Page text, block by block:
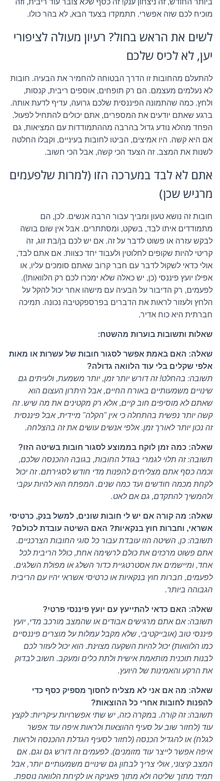
ביותר החודש, זה ניצחון ענק! זה כסף שלא צובר עוד ריבית, וזה
מוכיח לכם שזה אפשרי. תתמקדו בצעד הבא, לא בהר כולו.
לשים את הראש בחול? רעיון מעולה לציפורי
יען, לא לכיס שלכם
להתעלם מהחובות זו הדרך הבטוחה להחמיר את הבעיה. חובות
לא נעלמים מעצמם. הם רק תופחים, אוספים ריבית, קנסות,
ולחץ. כמה שהתמונה הפיננסית שלכם גרועה, עדיף לדעת אותה.
ברגע שאתם יודעים את המספרים, אתם יכולים להתחיל לפעול.
הפחד מהלא נודע גדול בהרבה מההתמודדות עם המציאות, גם
אם היא קשה. היו אמיצים, הביטו לחובות בעיניים, וקבלו החלטה
לשנות את המצב. זה הצעד הכי קשה, אבל הכי חשוב.
אתם לא לבד במערכה הזו (למרות שלפעמים
מרגיש שכן)
חובות זה נושא טעון ומביך עבור הרבה אנשים. לכן, הם
מתמודדים איתו לבד, בשקט, ומסתתרים. אבל אין שום בושה
לבקש עזרה או פשוט לדבר על זה. אם יש לכם בן/בת זוג, זה
קריטי להיות שקופים לחלוטין ולעבוד יחד כצוות. אם אתם לבד,
אולי כדאי לשקול לדבר עם חבר קרוב שאתם סומכים עליו, או
אפילו יועץ פיננסי (כן, יש כאלה שלא ימכרו לכם רק הלוואות!).
לפעמים, רק הדיבור על הבעיה עם מישהו אחר יכול להקל על
הלחץ ולעזור לראות את הדברים בפרספקטיבה נכונה. תמיכה
חברתית היא כוח אדיר.
שאלות ותשובות בוערות מהשטח:
שאלה: האם באמת אפשר לסגור חובות של עשרות או מאות
אלפי שקלים בלי עוד הלוואה גדולה?
תשובה: בהחלט! זה דורש יותר זמן, יותר משמעת, ולעיתים גם
שינויים משמעותיים באורח החיים, אבל היתרון העצום הוא
שאתם לא מוסיפים חוב קיים, אלא רק מקטינים את מה שיש. זה
קשה יותר נפשית בהתחלה כי אין "הקלה" מיידית, אבל פיננסית
זה נכון יותר לאורך זמן. אלפי אנשים עושים את זה בהצלחה.
שאלה: כמה זמן לוקח בממוצע לסגור חובות בשיטה הזו?
תשובה: זה תלוי לגמרי בגודל החובות, בגובה ההכנסה שלכם,
וכמה כסף אתם מצליחים להפנות מדי חודש לסגירתם. זה יכול
לקחת מכמה חודשים ועד כמה שנים. המפתח הוא להיות עקבי
ולהמשיך להתקדם, גם אם לאט.
שאלה: מה קורה אם יש לי חובות שונים, למשל בנק, כרטיסי
אשראי, וחברות חוץ בנקאיות? האם השיטה עובדת לכולם?
תשובה: כן, השיטה הזו עובדת עבור כל סוגי החובות הצרכניים.
אתם פשוט מרכזים את כולם לרשימה אחת, כולל הריבית לכל
אחד, ומיישמים את אסטרטגיית כדור השלג או מפולת השלגים.
לפעמים, חברות חוץ בנקאיות או כרטיסי אשראי יהיו עם הריבית
הגבוהה ביותר.
שאלה: האם כדאי להתייעץ עם יועץ פיננסי פרטי?
תשובה: אם אתם מרגישים אבודים או שהמצב מורכב מדי, יועץ
פיננסי טוב (אובייקטיבי, שלא מקבל עמלות על מוצרים פיננסיים
כמו הלוואות) יכול להיות השקעה מצוינת. הוא יכול לעזור לכם
לבנות תוכנית מותאמת אישית ולתת כלים ומעקב. חשוב לבדוק
את הרקע והאמינות של היועץ.
שאלה: מה אם אני לא מצליח לחסוך מספיק כסף כדי
להפנות לחובות אחרי כל ההוצאות?
תשובה: זה קורה. במקרה כזה, יש שתי אפשרויות עיקריות: לקצץ
עוד (לחזור שוב על סעיף ההוצאות ולראות איפה עוד אפשר
לגלח) או להגדיל הכנסה (לחזור לסעיף הגדלת ההכנסה ולראות
איפה אפשר לייצר עוד מזומנים). לפעמים זה דורש גם וגם. אם
המצב קיצוני, אולי צריך לבחון גם שינויים משמעותיים יותר, אבל
תמיד מתוך שליטה ולא מתוך פאניקה או לקיחת הלוואה נוספת.